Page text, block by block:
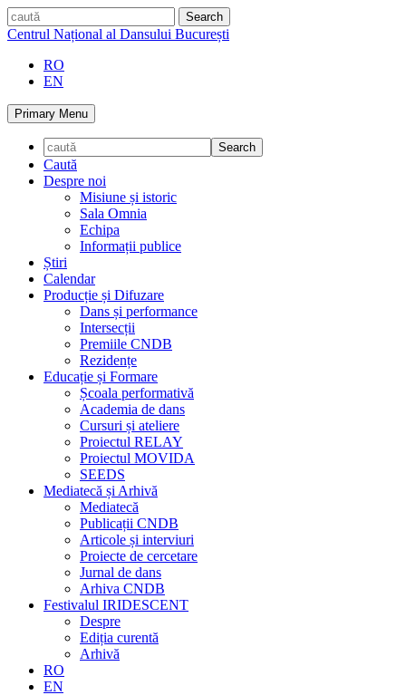
Skip
to
caută
Centrul Național al Dansului București
RO
EN
Primary Menu
Caută
Despre noi
Misiune și istoric
Sala Omnia
Echipa
Informații publice
Știri
Calendar
Producție și Difuzare
Dans și performance
Intersecții
Premiile CNDB
Rezidențe
Educație și Formare
Școala performativă
Academia de dans
Cursuri și ateliere
Proiectul RELAY
Proiectul MOVIDA
SEEDS
Mediatecă și Arhivă
Mediatecă
Publicații CNDB
Articole și interviuri
Proiecte de cercetare
Jurnal de dans
Arhiva CNDB
Festivalul IRIDESCENT
Despre
Ediția curentă
Arhivă
RO
EN